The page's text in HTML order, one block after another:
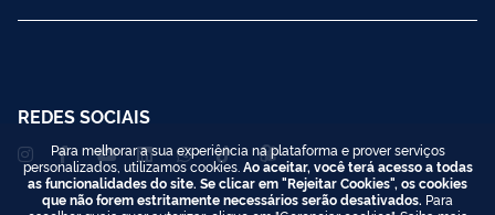
REDES SOCIAIS
Para melhorar a sua experiência na plataforma e prover serviços
personalizados, utilizamos cookies. Ao aceitar, você terá acesso a todas
as funcionalidades do site. Se clicar em "Rejeitar Cookies", os cookies
que não forem estritamente necessários serão desativados. Para